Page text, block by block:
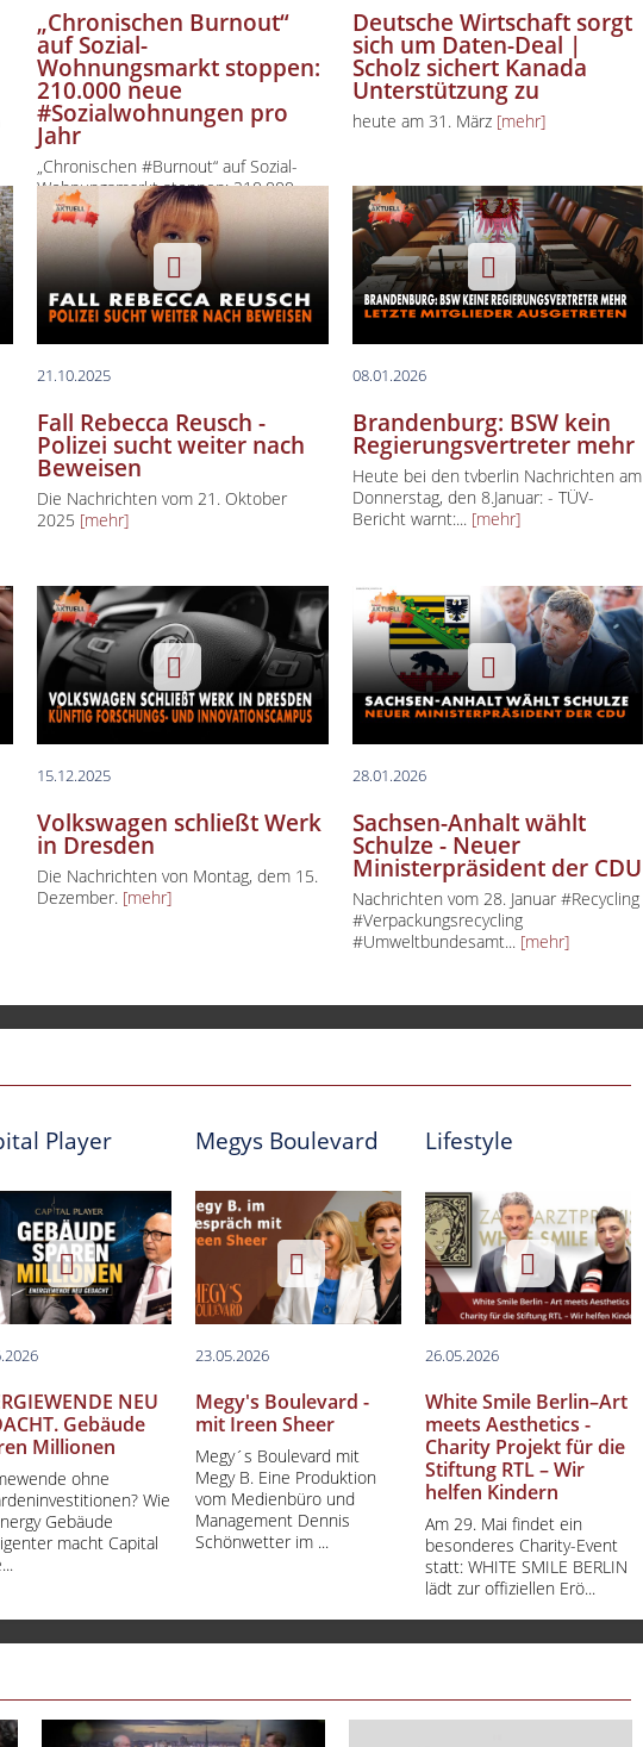
„Chronischen Burnout“
auf Sozial-
Wohnungsmarkt stoppen:
210.000 neue
#Sozialwohnungen pro
Jahr
„Chronischen #Burnout“ auf Sozial-
Wohnungsmarkt stoppen: 210.000
neue #Sozialwohnungen pro...
[mehr]
Deutsche Wirtschaft sorgt
sich um Daten-Deal |
Scholz sichert Kanada
Unterstützung zu
heute am 31. März [mehr]
21.10.2025
Fall Rebecca Reusch -
Polizei sucht weiter nach
Beweisen
Die Nachrichten vom 21. Oktober
2025 [mehr]
08.01.2026
Brandenburg: BSW kein
Regierungsvertreter mehr
Heute bei den tvberlin Nachrichten am
Donnerstag, den 8.Januar: - TÜV-
Bericht warnt:... [mehr]
15.12.2025
Volkswagen schließt Werk
in Dresden
Die Nachrichten von Montag, dem 15.
Dezember. [mehr]
28.01.2026
Sachsen-Anhalt wählt
Schulze - Neuer
Ministerpräsident der CDU
Nachrichten vom 28. Januar #Recycling
#Verpackungsrecycling
#Umweltbundesamt... [mehr]
Player
NEU
Gebäude
Millionen
ohne
Wie
Gebäude
macht Capital
Megys Boulevard
23.05.2026
Megy's Boulevard -
mit Ireen Sheer
Megy´s Boulevard mit
Megy B. Eine Produktion
vom Medienbüro und
Management Dennis
Schönwetter im ...
Lifestyle
26.05.2026
White Smile Berlin–Art
meets Aesthetics -
Charity Projekt für die
Stiftung RTL – Wir
helfen Kindern
Am 29. Mai findet ein
besonderes Charity-Event
statt: WHITE SMILE BERLIN
lädt zur offiziellen Erö...